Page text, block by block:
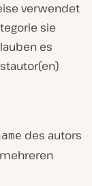
verwendet
sie
es
des autors